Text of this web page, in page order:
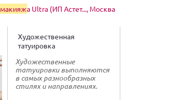
макияжа Ultra (ИП Астет..., Москва
Художественная
татуировка
Художественные
татуировки выполняются
в самых разнообразных
стилях и направлениях.